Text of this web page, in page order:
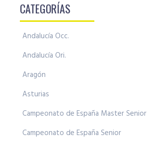
CATEGORÍAS
Andalucía Occ.
Andalucía Ori.
Aragón
Asturias
Campeonato de España Master Senior
Campeonato de España Senior